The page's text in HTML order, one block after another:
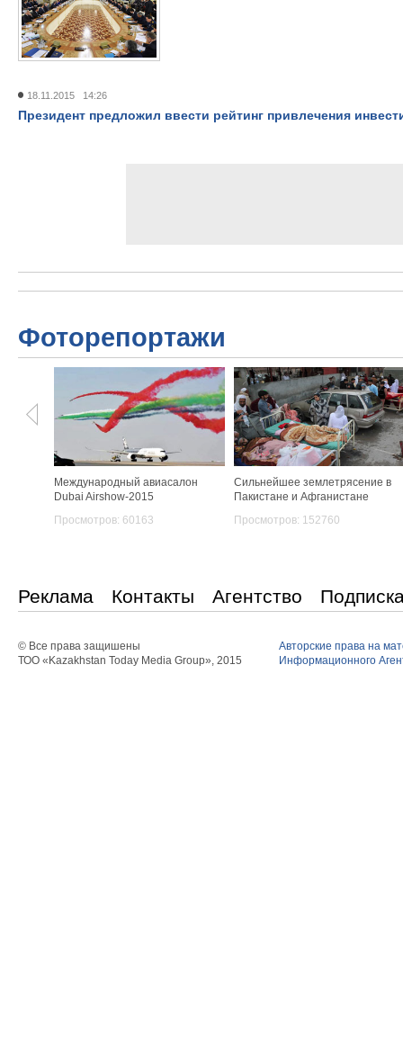
18.11.2015 14:26
Президент предложил ввести рейтинг привлечения
Фоторепортажи
Международный авиасалон
Dubai Airshow-2015
Просмотров: 60163
Сильнейшее землетрясение в
Пакистане и Афганистане
Просмотров: 152760
Реклама Контакты Агентство
© Все права защишены
ТОО «Kazakhstan Today Media Group», 2015
Авторские права на
Информационного